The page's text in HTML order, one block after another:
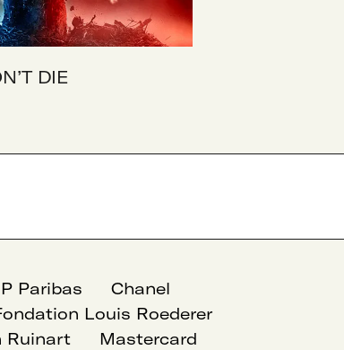
DIE
Paribas
Chanel
Louis Roederer
Ruinart
Mastercard